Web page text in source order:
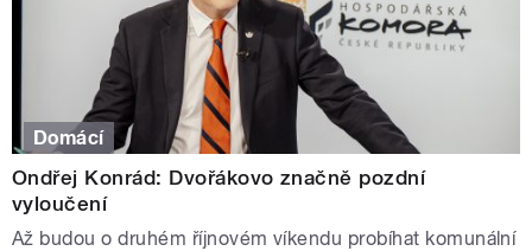
Domácí
Ondřej Konrád: Dvořákovo značně pozdní
vyloučení
Až budou o druhém říjnovém víkendu probíhat komunální